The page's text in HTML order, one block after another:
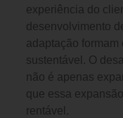
experiência do
desenvolvimento
adaptação
sustentável. O
não é apenas
que essa
rentável.